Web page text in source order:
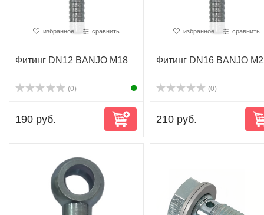
избранное сравнить
Фитинг DN12 BANJO M18
(0)
190 руб.
избранное сравнить
Фитинг DN16 BANJO
(0)
210 руб.